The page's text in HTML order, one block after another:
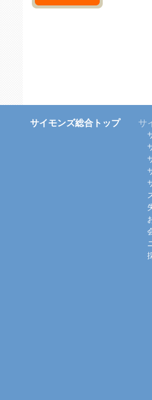
サイモンズ総合トップ サ